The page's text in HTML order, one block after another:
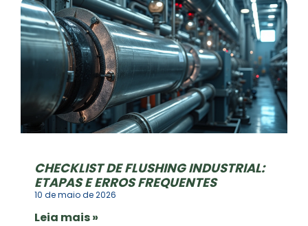
CHECKLIST DE FLUSHING INDUSTRIAL:
ETAPAS E ERROS FREQUENTES
10 de maio de 2026
Leia mais »